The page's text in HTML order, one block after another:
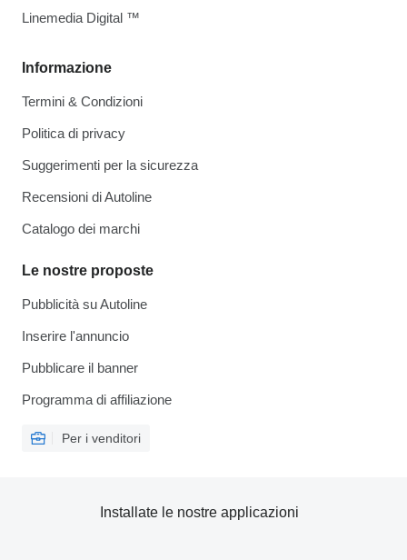
Informazione
Termini & Condizioni
Politica di privacy
Suggerimenti per la sicurezza
Recensioni di Autoline
Catalogo dei marchi
Le nostre proposte
Pubblicità su Autoline
Inserire l'annuncio
Pubblicare il banner
Programma di affiliazione
Per i venditori
Linemedia Digital ™
Installate le nostre applicazioni